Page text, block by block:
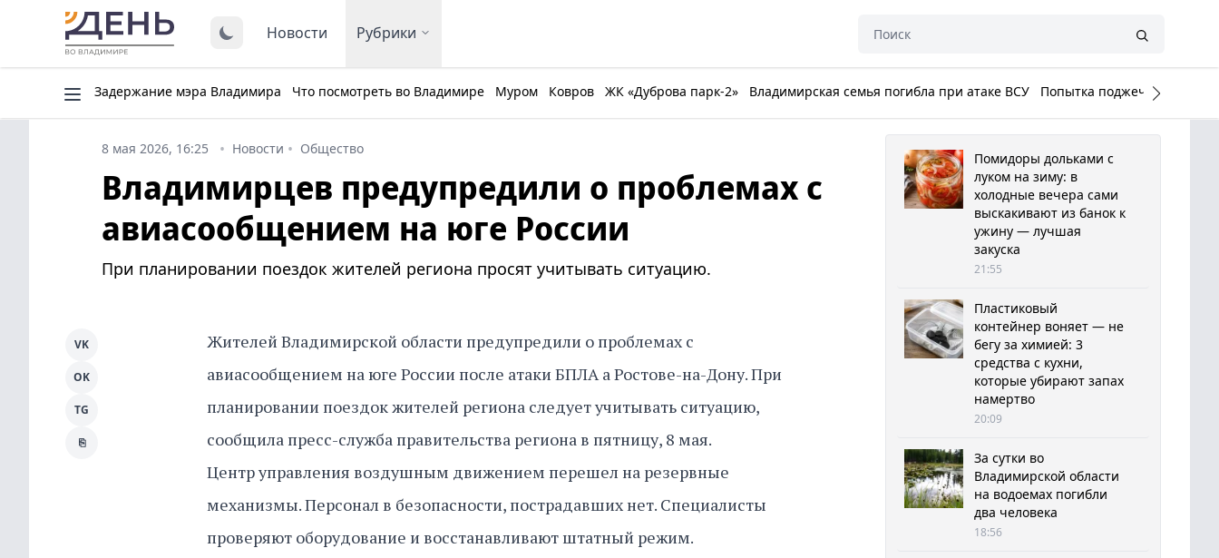
Новости Рубрики
Задержание мэра Владимира Что посмотреть во Владимире Муром Ковров ЖК «Дуброва парк-2» Владимирская семья погибла при атаке ВСУ Попытка поджечь Белый
8 мая 2026, 16:25 Новости Общество
Владимирцев предупредили о проблемах с
авиасообщением на юге России
При планировании поездок жителей региона просят учитывать ситуацию.
Жителей Владимирской области предупредили о проблемах с
авиасообщением на юге России после атаки БПЛА а Ростове-на-Дону. При
планировании поездок жителей региона следует учитывать ситуацию,
сообщила пресс-служба правительства региона в пятницу, 8 мая.
Центр управления воздушным движением перешел на резервные
механизмы. Персонал в безопасности, пострадавших нет. Специалисты
проверяют оборудование и восстанавливают штатный режим.
VK
OK
TG
⎘
Помидоры дольками с
луком на зиму: в
холодные вечера сами
выскакивают из банок к
ужину — лучшая
закуска
21:55
Пластиковый
контейнер воняет — не
бегу за химией: 3
средства с кухни,
которые убирают запах
намертво
20:09
За сутки во
Владимирской области
на водоемах погибли
два человека
18:56